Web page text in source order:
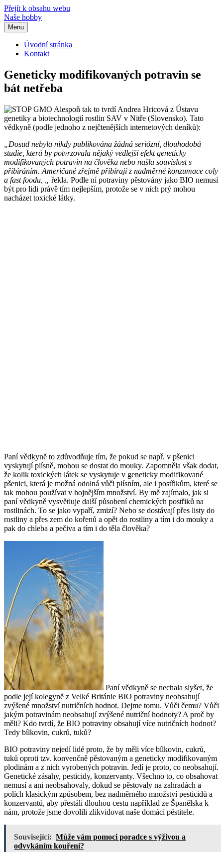
Přejít k obsahu webu
Naše hobby
Menu
Úvodní stránka
Kontakt
Geneticky modifikovaných potravin se
bát netřeba
Alespoň tak to tvrdí Andrea Hricová z Ústavu
genetiky a biotechnologií rostlin SAV v Nitře (Slovensko). Tato
vědkyně (podle jednoho z nejčtenějších internetových deníků):
„Dosud nebyla nikdy publikována žádná seriózní, dlouhodobá
studie, která by potvrzovala nějaký vedlejší efekt geneticky
modifikovaných potravin na člověka nebo našla souvislost s
přibíráním. Američané zřejmě přibírají z nadměrné konzumace coly
a fast foodu, „
řekla. Podle ní potraviny pěstovány jako BIO nemusí
být pro lidi právě tím nejlepším, protože se v nich prý mohou
nacházet toxické látky.
Paní vědkyně to zdůvodňuje tím, že pokud se např. v pšenici
vyskytují plísně, mohou se dostat do mouky. Zapomněla však dodat,
že kolik toxických látek se vyskytuje v geneticky modifikované
pšenici, která je možná odolná vůči plísním, ale i postřikům, které se
tak mohou používat v hojnějším množství. By mě zajímalo, jak si
paní vědkyně vysvětluje další působení chemických postřiků na
rostlinách. To se jako vypaří, zmizí? Nebo se dostávají přes listy do
rostliny a přes zem do kořenů a opět do rostliny a tím i do mouky a
pak do chleba a pečiva a tím i do těla člověka?
Paní vědkyně se nechala slyšet, že
podle její kolegyně z Velké Británie BIO potraviny neobsahují
zvýšené množství nutričních hodnot. Dejme tomu. Vůči čemu? Vůči
jakým potravinám neobsahují zvýšené nutriční hodnoty? A proč by
měli? Kdo tvrdí, že BIO potraviny obsahují více nutričních hodnot?
Tedy bílkovin, cukrů, tuků?
BIO potraviny nejedí lidé proto, že by měli více bílkovin, cukrů,
tuků oproti tzv. konvenčně pěstovaným a geneticky modifikovaným
plodinám a z nich vyrobených potravin. Jedí je proto, co neobsahují.
Genetické zásahy, pesticidy, konzervanty. Všechno to, co obsahovat
nemusí a ani neobsahovaly, dokud se pěstovaly na zahradách a
polích klasickým způsobem, bez nadměrného množství pesticidů a
konzervantů, aby přestáli dlouhou cestu například ze Španělska k
nám, protože jsme dovolili zlikvidovat naše domácí pěstitele.
Související: Může vám pomoci poradce s výživou a
odvykáním kouření?